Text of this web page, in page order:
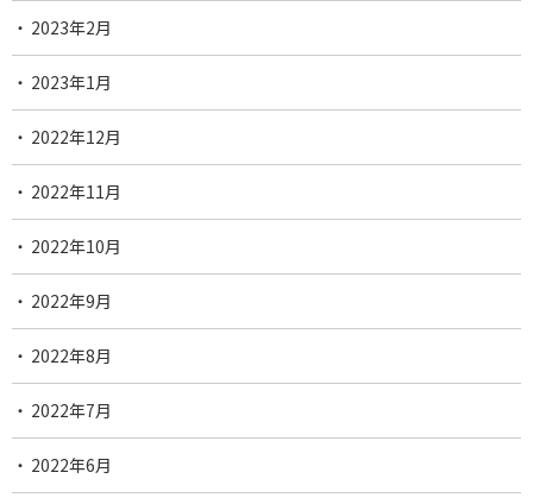
2023年2月
2023年1月
2022年12月
2022年11月
2022年10月
2022年9月
2022年8月
2022年7月
2022年6月